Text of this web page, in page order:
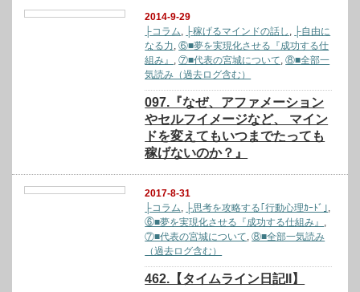
2014-9-29
├コラム, ├稼げるマインドの話し , ├自由に
なる力,⑥■夢を実現化させる『成功する仕
組み』 ,⑦■代表の宮城について,⑧■全部一
気読み（過去ログ含む）
097.『なぜ、アファメーション
やセルフイメージなど、 マイン
ドを変えてもいつまでたっても
稼げないのか？』
2017-8-31
├コラム, ├思考を攻略する｢行動心理ｶｰﾄﾞ｣,
⑥■夢を実現化させる『成功する仕組み』 ,
⑦■代表の宮城について,⑧■全部一気読み
（過去ログ含む）
462.【タイムライン日記II】